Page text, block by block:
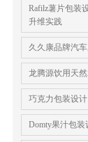
Rafilz薯片包装
升维实践
久久康品牌汽
龙腾源饮用天
巧克力包装设
Domty果汁包